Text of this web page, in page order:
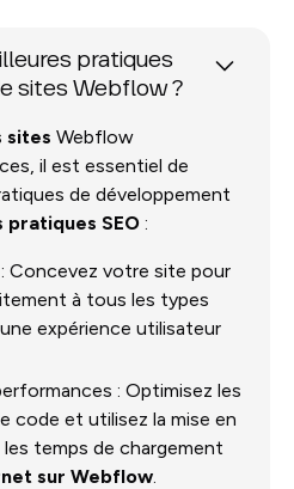
pratiques
sites Webflow ?
sites Webflow
il est essentiel de
de développement
pratiques SEO :
Concevez votre site pour
à tous les types
expérience utilisateur
: Optimisez les
code et utilisez la mise en
temps de chargement
sur Webflow